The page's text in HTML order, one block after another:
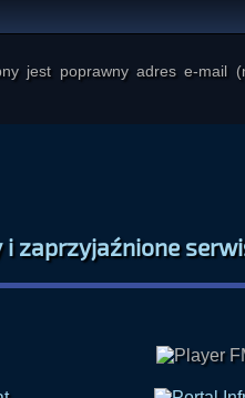
jest poprawny adres e-mail
i zaprzyjaźnione